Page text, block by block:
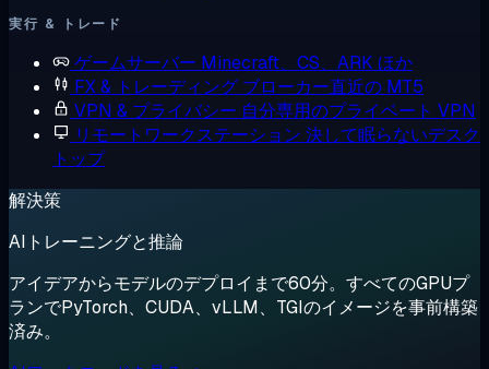
実行 & トレード
ゲームサーバー Minecraft、CS、ARK ほか
FX & トレーディング ブローカー直近の MT5
VPN & プライバシー 自分専用のプライベート VPN
リモートワークステーション 決して眠らないデスク
トップ
解決策
AIトレーニングと推論
アイデアからモデルのデプロイまで60分。すべてのGPUプ
ランでPyTorch、CUDA、vLLM、TGIのイメージを事前構築
済み。